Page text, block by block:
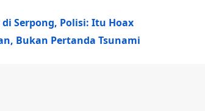
Serpong, Polisi: Itu Hoax
Bukan Pertanda Tsunami